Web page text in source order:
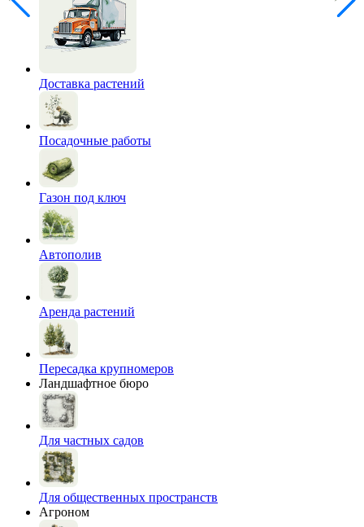
Доставка растений
Посадочные работы
Газон под ключ
Автополив
Аренда растений
Пересадка крупномеров
Ландшафтное бюро
Для частных садов
Для общественных пространств
Агроном